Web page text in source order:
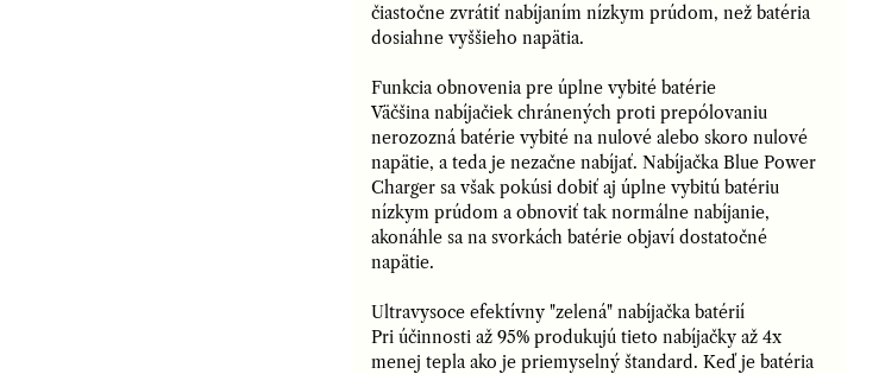
čiastočne zvrátiť nabíjaním nízkym prúdom, než batéria
dosiahne vyššieho napätia.
Funkcia obnovenia pre úplne vybité batérie
Väčšina nabíjačiek chránených proti prepólovaniu
nerozozná batérie vybité na nulové alebo skoro nulové
napätie, a teda je nezačne nabíjať. Nabíjačka Blue Power
Charger sa však pokúsi dobiť aj úplne vybitú batériu
nízkym prúdom a obnoviť tak normálne nabíjanie,
akonáhle sa na svorkách batérie objaví dostatočné
napätie.
Ultravysoce efektívny "zelená" nabíjačka batérií
Pri účinnosti až 95% produkujú tieto nabíjačky až 4x
menej tepla ako je priemyselný štandard. Keď je batéria